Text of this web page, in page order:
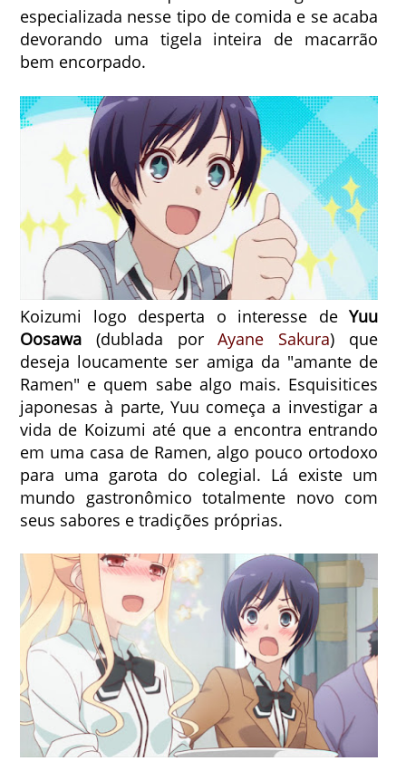
especializada nesse tipo de comida e se acaba
devorando uma tigela inteira de macarrão
bem encorpado.
Koizumi logo desperta o interesse deYuu
Oosawa (dublada porAyane Sakura) que
deseja loucamente ser amiga da "amante de
Ramen" e quem sabe algo mais. Esquisitices
japonesas à parte, Yuu começa a investigar a
vida de Koizumi até que a encontra entrando
em uma casa de Ramen, algo pouco ortodoxo
para uma garota do colegial. Lá existe um
mundo gastronômico totalmente novo com
seus sabores e tradições próprias.